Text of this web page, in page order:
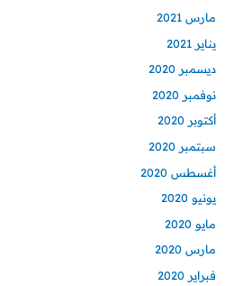
مارس 2021
يناير 2021
ديسمبر 2020
نوفمبر 2020
أكتوبر 2020
سبتمبر 2020
أغسطس 2020
يونيو 2020
مايو 2020
مارس 2020
فبراير 2020